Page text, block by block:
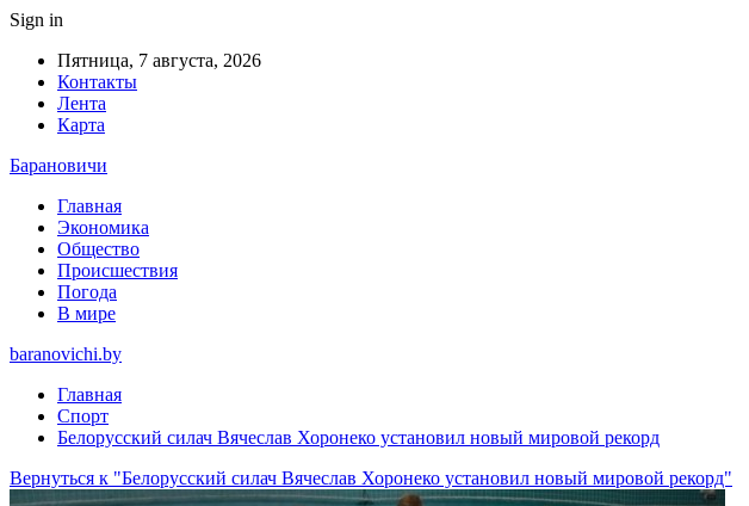
Sign in
Пятница, 7 августа, 2026
Контакты
Лента
Карта
Барановичи
Главная
Экономика
Общество
Происшествия
Погода
В мире
baranovichi.by
Главная
Спорт
Белорусский силач Вячеслав Хоронеко установил новый мировой рекорд
Вернуться к "Белорусский силач Вячеслав Хоронеко установил новый мировой рекорд"